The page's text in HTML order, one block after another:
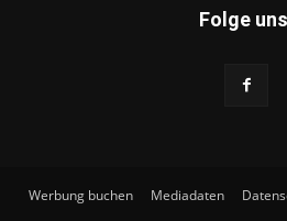
Folge
Werbung buchen Mediadaten